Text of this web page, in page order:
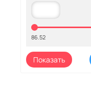
86.52